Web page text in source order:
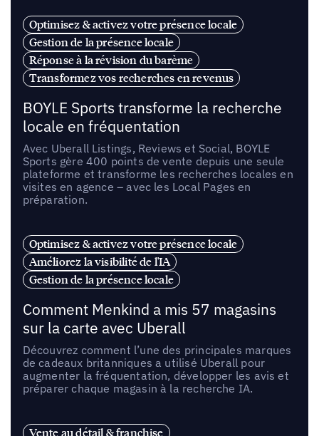
Optimisez & activez votre présence locale
Gestion de la présence locale
Réponse à la révision du barème
Transformez vos recherches en revenus
BOYLE Sports transforme la recherche
locale en fréquentation
Avec Uberall Listings, Reviews et Social, BOYLE
Sports gère 400 points de vente depuis une seule
plateforme et transforme les recherches locales en
visites en agence – avec les Local Pages en
préparation.
Optimisez & activez votre présence locale
Améliorez la visibilité de l'IA
Gestion de la présence locale
Comment Menkind a mis 57 magasins
sur la carte avec Uberall
Découvrez comment l’une des principales marques
de cadeaux britanniques a utilisé Uberall pour
augmenter la fréquentation, développer les avis et
préparer chaque magasin à la recherche IA.
Vente au détail & franchise